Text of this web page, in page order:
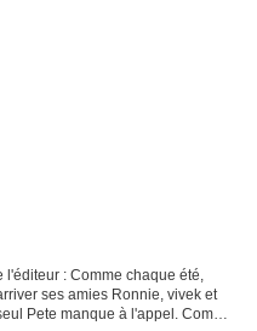
: Comme chaque été,
ses amies Ronnie, vivek et
Pete manque à l'appel. Comme